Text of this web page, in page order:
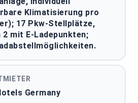
Klimatisierung pro
17 Pkw-Stellplätze,
2 mit E-Ladepunkten;
Germany